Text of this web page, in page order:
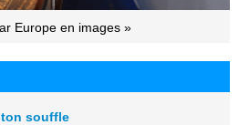
Europe en images »
souffle